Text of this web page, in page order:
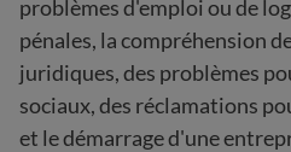
problèmes d'emploi ou de
pénales, la compréhension
juridiques, des problèmes
sociaux, des réclamations
et le démarrage d'une